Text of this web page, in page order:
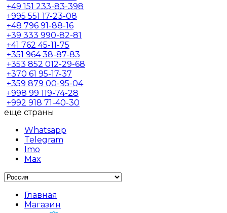
+49 151 233-83-398
+995 551 17-23-08
+48 796 91-88-16
+39 333 990-82-81
+41 762 45-11-75
+351 964 38-87-83
+353 852 012-29-68
+370 61 95-17-37
+359 879 00-95-04
+998 99 119-74-28
+992 918 71-40-30
еще страны
Whatsapp
Telegram
Imo
Max
Главная
Магазин